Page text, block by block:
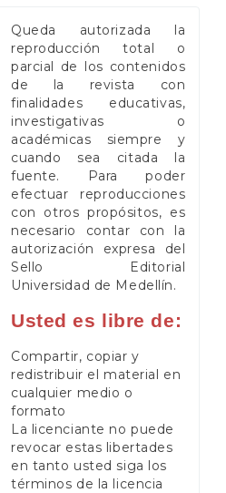
Queda autorizada la
reproducción total o
parcial de los contenidos
de la revista con
finalidades educativas,
investigativas o
académicas siempre y
cuando sea citada la
fuente. Para poder
efectuar reproducciones
con otros propósitos, es
necesario contar con la
autorización expresa del
Sello Editorial
Universidad de Medellín.
Usted es libre de:
Compartir, copiar y
redistribuir el material en
cualquier medio o
formato
La licenciante no puede
revocar estas libertades
en tanto usted siga los
términos de la licencia